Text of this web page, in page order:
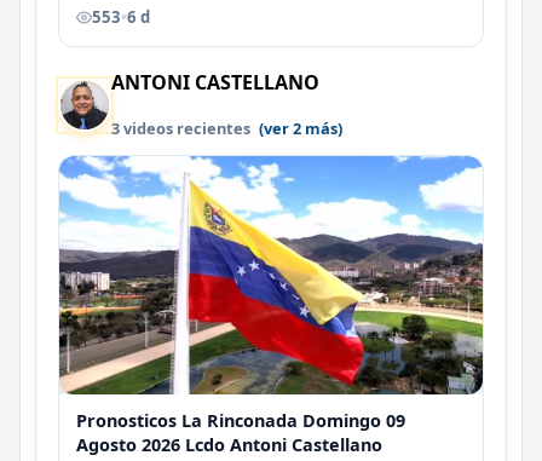
553•6 d
ANTONI CASTELLANO
3 videos recientes (ver 2 más)
Pronosticos La Rinconada Domingo 09
Agosto 2026 Lcdo Antoni Castellano